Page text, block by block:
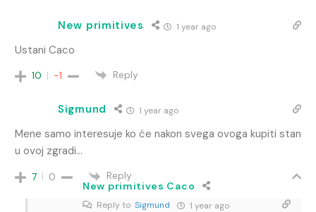
New primitives 1 year ago
Ustani Caco
10 -1 Reply
Sigmund 1 year ago
Mene samo interesuje ko će nakon svega ovoga kupiti stan
u ovoj zgradi…
7 0
Reply
New primitives Caco
Reply to Sigmund 1 year ago